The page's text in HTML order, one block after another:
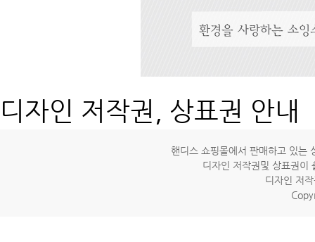
디자인 저작권, 상표권 안내
핸디스 쇼핑몰에서 판매하고 있는
디자인 저작권및 상표권이
디자인 저